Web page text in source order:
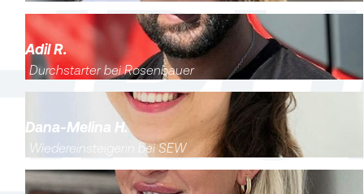
Adil R.
Durchstarter bei Rosenbauer
Dana-Melina H.
Wiedereinsteigerin bei SEW